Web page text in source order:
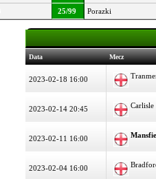
25/99 Porazki
Data Mecz
2023-02-18 16:00
2023-02-14 20:45
2023-02-11 16:00
2023-02-04 16:00